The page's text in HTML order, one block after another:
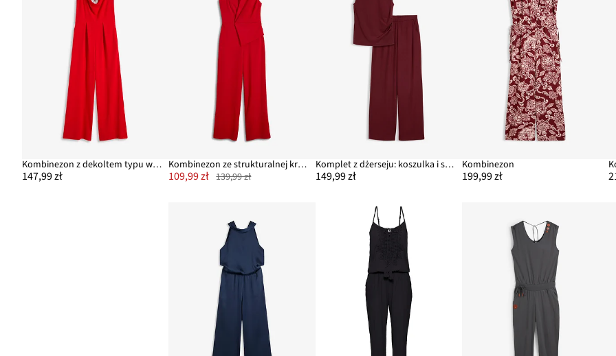
Kombinezon z dekoltem typu woda
147,99 zł
Kombinezon ze strukturalnej krepy
109,99 zł 139,99 zł
Komplet z dżerseju: koszulka i spodnie (2 szt.)
149,99 zł
Kombinezon
199,99 zł